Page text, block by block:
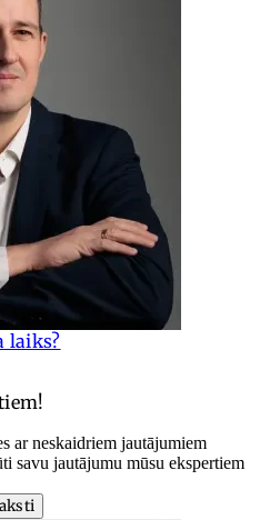
laiks?
ar neskaidriem jautājumiem
savu jautājumu mūsu ekspertiem